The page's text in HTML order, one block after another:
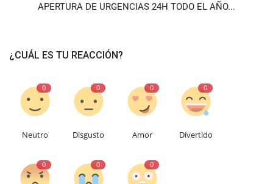
APERTURA DE URGENCIAS 24H TODO EL AÑO...
¿CUÁL ES TU REACCIÓN?
0
Neutro
0
Disgusto
0
Amor
0
Divertido
0 0 0